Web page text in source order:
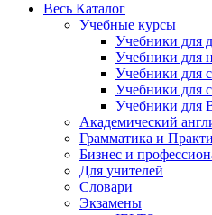
Весь Каталог
Учебные курсы
Учебники для
Учебники для
Учебники для
Учебники для
Учебники для
Академический
Грамматика и
Бизнес и
Для учителей
Словари
Экзамены